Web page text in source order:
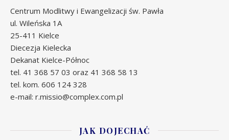
Centrum Modlitwy i Ewangelizacji św. Pawła
ul. Wileńska 1A
25-411 Kielce
Diecezja Kielecka
Dekanat Kielce-Północ
tel. 41 368 57 03 oraz 41 368 58 13
tel. kom. 606 124 328
e-mail: r.missio@complex.com.pl
JAK DOJECHAĆ